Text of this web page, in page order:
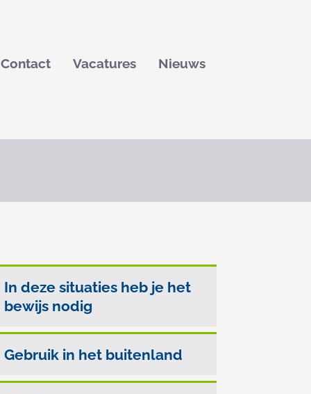
Contact Vacatures Nieuws
Op
In deze situaties heb je het
bewijs nodig
Gebruik in het buitenland